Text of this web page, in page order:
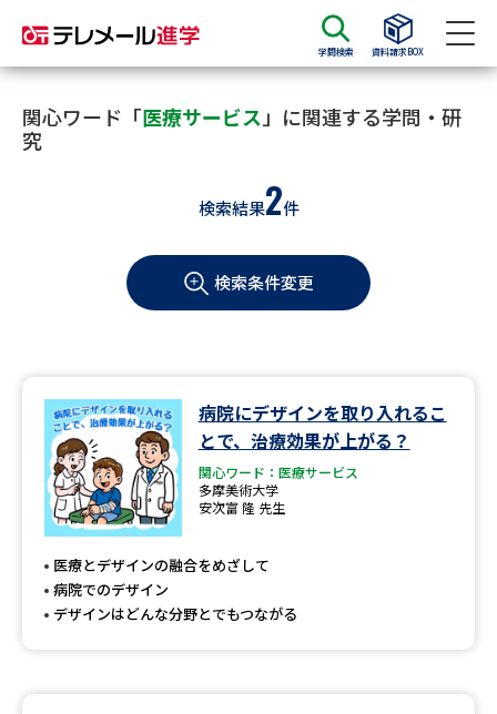
学問検索 資料請求BOX
資料請求 資料検索
大学・短大の資料種類から請求
学部・学科パンフ
総合型選抜・学校推薦型選抜 募
大学入学共通テスト利用選抜の
大学・短大以外の資料から請求
専門学校の資料請求 大学院の資料請求
留学・進学関連、塾・予備校
内」の請求
大学入学共通テスト「受験上の
高等学校卒業程度認定試験
関心ワード「医療サービス 」に関連する学問・研
究
検索結果2件
検索条件変更
病院にデザインを取り入れるこ
とで、治療効果が上がる？
関心ワード：医療サービス
多摩美術大学
安次富 隆 先生
医療とデザインの融合をめざして
病院でのデザイン
デザインはどんな分野とでもつながる